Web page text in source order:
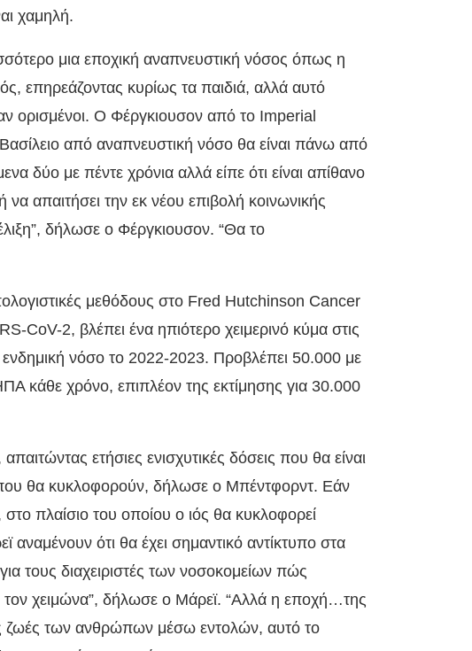
χαμηλή.
μια εποχική αναπνευστική νόσος όπως η
επηρεάζοντας κυρίως τα παιδιά, αλλά αυτό
ορισμένοι. Ο Φέργκιουσον από το Imperial
από αναπνευστική νόσο θα είναι πάνω από
δύο με πέντε χρόνια αλλά είπε ότι είναι απίθανο
απαιτήσει την εκ νέου επιβολή κοινωνικής
δήλωσε ο Φέργκιουσον. “Θα το
μεθόδους στο Fred Hutchinson Cancer
CoV-2, βλέπει ένα ηπιότερο χειμερινό κύμα στις
νόσο το 2022-2023. Προβλέπει 50.000 με
κάθε χρόνο, επιπλέον της εκτίμησης για 30.000
ετήσιες ενισχυτικές δόσεις που θα είναι
θα κυκλοφορούν, δήλωσε ο Μπέντφορντ. Εάν
πλαίσιο του οποίου ο ιός θα κυκλοφορεί
ότι θα έχει σημαντικό αντίκτυπο στα
τους διαχειριστές των νοσοκομείων πώς
τον χειμώνα”, δήλωσε ο Μάρεϊ. “Αλλά η εποχή…της
ζωές των ανθρώπων μέσω εντολών, αυτό το